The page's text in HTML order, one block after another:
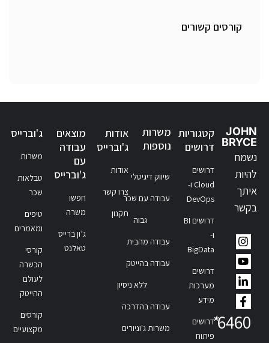
קורסים קשורים
JOHN
BRYCE
נשמח
להיות
איתך
בקשר
6460
*
קטגוריות
דרושים
דרושים
Cloud ו-
DevOps
דרושים BI
ו-
BigData
דרושים
מערכות
מידע
דרושים
פיתוח
משרות
נוספות
שיווק דיגיטלי
עבודה עם שכר
גבוה
עבודה מהבית
עבודה בהייטק
ללא ניסיון
עבודה בהדרכה
משרות ג'וניורים
אודות
ג'וברייס
אודות
צרו קשר
תקנון
מוצאים
עבודה
עם
ג'וברייס
חפשו
משרה
ג’ון ברייס
טאלנט
ג'וברייס
משרות
טבלאות
שכר
טיפים
ומאמרים
קורסי
הכשרה
לעולם
ההייטק
קורסים
מקצועיים